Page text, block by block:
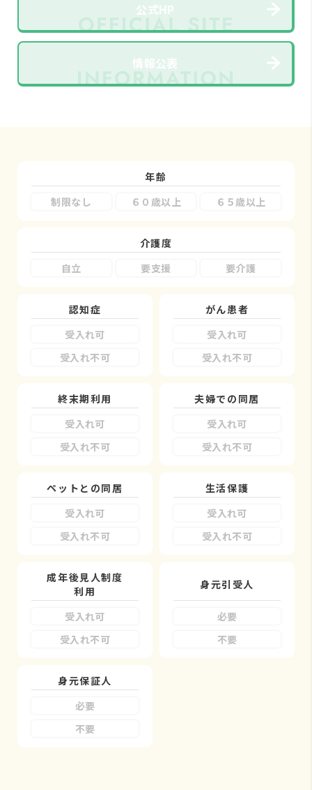
公式HP
情報公表
年齢
制限なし
６０歳以上 ６５歳以上
介護度
自立
要支援 要介護
認知症
受入れ可
受入れ不可
がん患者
受入れ可
受入れ不可
終末期利用
受入れ可
受入れ不可
夫婦での同居
受入れ可
受入れ不可
ペットとの同居
受入れ可
受入れ不可
生活保護
受入れ可
受入れ不可
成年後見人制度
利用
受入れ可
受入れ不可
身元引受人
必要
不要
身元保証人
必要
不要